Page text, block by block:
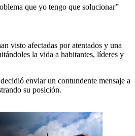
que yo tengo que solucionar”
visto afectadas por atentados y una
la vida a habitantes, líderes y
enviar un contundente mensaje a
su posición.